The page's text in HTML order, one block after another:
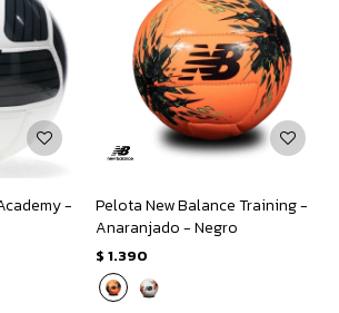
-
Pelota New Balance Training -
Anaranjado - Negro
$ 1.390